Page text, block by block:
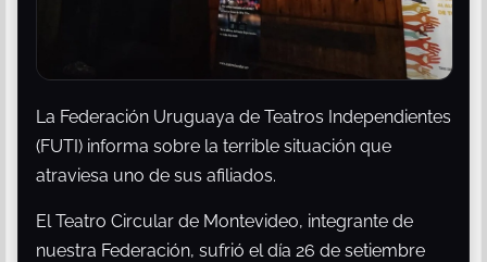
La Federación Uruguaya de Teatros Independientes
(FUTI) informa sobre la terrible situación que
atraviesa uno de sus afiliados.
El Teatro Circular de Montevideo, integrante de
nuestra Federación, sufrió el día 26 de setiembre